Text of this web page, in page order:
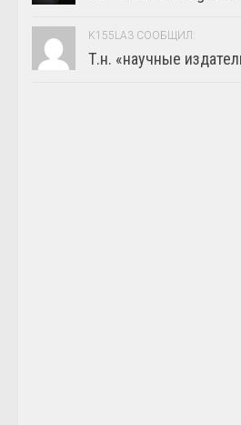
K155LA3 СООБЩИЛ:
Т.н. «научные